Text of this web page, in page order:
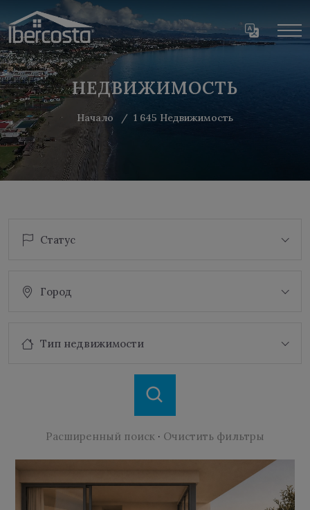
НЕДВИЖИМОСТЬ
Начало 1 645 Недвижимость
Статус
Город
Тип недвижимости
Расширенный поиск · Очистить фильтры